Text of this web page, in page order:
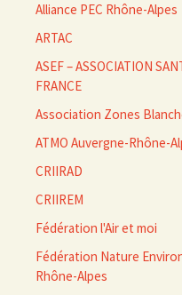
Alliance PEC Rhône-Alpes
ARTAC
ASEF – ASSOCIATION
FRANCE
Association Zones
ATMO Auvergne-Rhône-
CRIIRAD
CRIIREM
Fédération l'Air et moi
Fédération Nature
Rhône-Alpes